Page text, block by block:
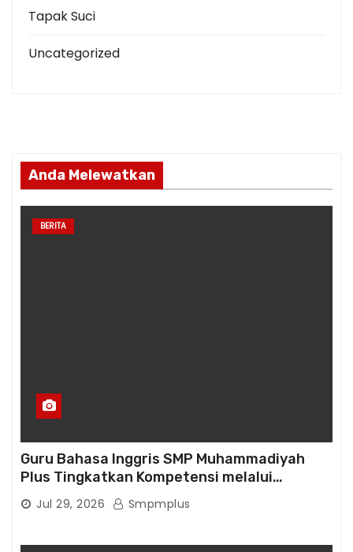
Tapak Suci
Uncategorized
Anda Melewatkan
BERITA
Guru Bahasa Inggris SMP Muhammadiyah
Plus Tingkatkan Kompetensi melalui
Pelatihan Cambridge Life Skills in Action
Jul 29, 2026 Smpmplus